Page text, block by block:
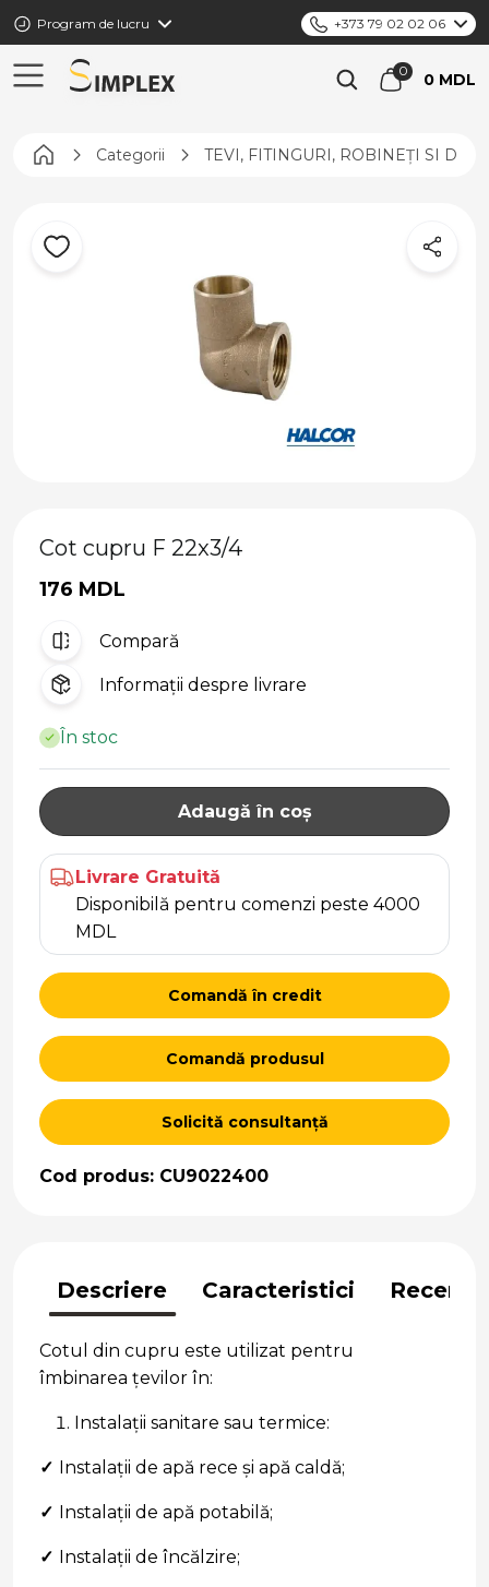
Program de lucru +373 79 02 02 06
0 MDL
Pagina principală
Categorii TEVI, FITINGURI, ROBINEȚI SI
Cot cupru F 22x3/4
176 MDL
Compară
Informații despre livrare
În stoc
Adaugă în coș
Livrare Gratuită
Disponibilă pentru comenzi peste 4000
MDL
Comandă în credit
Comandă produsul
Solicită consultanță
Cod produs: CU9022400
Descriere Caracteristici
Cotul din cupru este utilizat pentru
îmbinarea țevilor în:
Instalații sanitare sau termice:
✓ Instalații de apă rece și apă caldă;
✓ Instalații de apă potabilă;
✓ Instalații de încălzire;